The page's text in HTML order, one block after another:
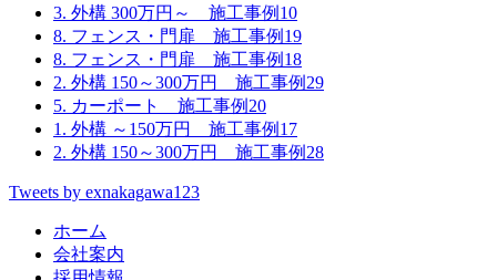
3. 外構 300万円～ 施工事例10
8. フェンス・門扉 施工事例19
8. フェンス・門扉 施工事例18
2. 外構 150～300万円 施工事例29
5. カーポート 施工事例20
1. 外構 ～150万円 施工事例17
2. 外構 150～300万円 施工事例28
Tweets by exnakagawa123
ホーム
会社案内